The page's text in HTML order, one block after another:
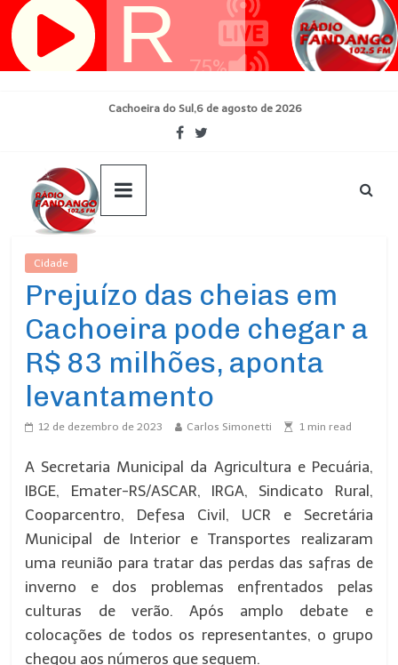
Pular
para
Cachoeira do Sul,6 de agosto de 2026
Cidade
Prejuízo das cheias em
Cachoeira pode chegar a
R$ 83 milhões, aponta
levantamento
12 de dezembro de 2023 Carlos Simonetti 1 min read
A Secretaria Municipal da Agricultura e Pecuária,
IBGE, Emater-RS/ASCAR, IRGA, Sindicato Rural,
Cooparcentro, Defesa Civil, UCR e Secretária
Municipal de Interior e Transportes realizaram
uma reunião para tratar das perdas das safras de
inverno e dos problemas enfrentados pelas
culturas de verão. Após amplo debate e
colocações de todos os representantes, o grupo
chegou aos números que seguem.